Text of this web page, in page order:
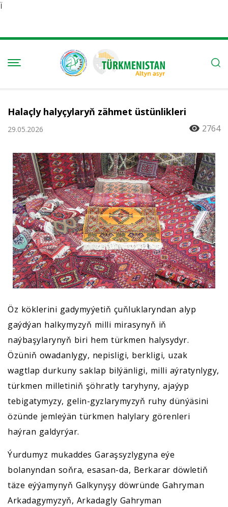
Ï
Halaçly halyçylaryň zähmet üstünlikleri
29.05.2026 2764
Öz köklerini gadymyýetiň çuňluklaryndan alyp
gaýdýan halkymyzyň milli mirasynyň iň
naýbaşylarynyň biri hem türkmen halysydyr.
Özüniň owadanlygy, nepisligi, berkligi, uzak
wagtlap durkuny saklap bilýänligi, milli aýratynlygy,
türkmen milletiniň şöhratly taryhyny, ajaýyp
tebigatymyzy, gelin-gyzlarymyzyň ruhy dünýäsini
özünde jemleýän türkmen halylary görenleri
haýran galdyrýar.
Ýurdumyz mukaddes Garaşsyzlygyna eýe
bolanyndan soňra, esasan-da, Berkarar döwletiň
täze eýýamynyň Galkynyşy döwründe Gahryman
Arkadagymyzyň, Arkadagly Gahryman